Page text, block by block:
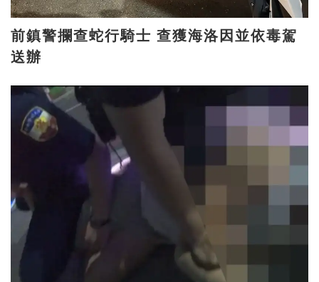
前鎮警攔查蛇行騎士 查獲海洛因並依毒駕
送辦